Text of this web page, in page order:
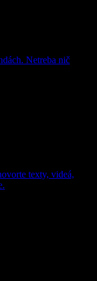
Netreba nič
texty, videá,